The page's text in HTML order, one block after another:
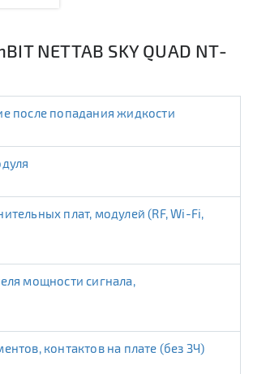
NETTAB SKY QUAD NT-
после попадания жидкости
контактов на плате (без ЗЧ)